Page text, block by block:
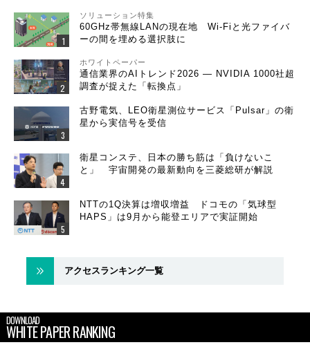
ソリューション特集
60GHz帯無線LANの現在地 Wi-Fiと光ファイバ
ーの間を埋める選択肢に
ホワイトペーパー
通信業界のAIトレンド2026 ― NVIDIA 1000社超
調査が捉えた「転換点」
古野電気、LEO衛星測位サービス「Pulsar」の衛
星から実信号を受信
衛星コンステ、日本の勝ち筋は「負けないこ
と」 宇宙開発の最新動向を三菱総研が解説
NTTの1Q決算は増収増益 ドコモの「気球型
HAPS」は9月から能登エリアで実証開始
アクセスランキング一覧
DOWNLOAD
WHITE PAPER RANKING